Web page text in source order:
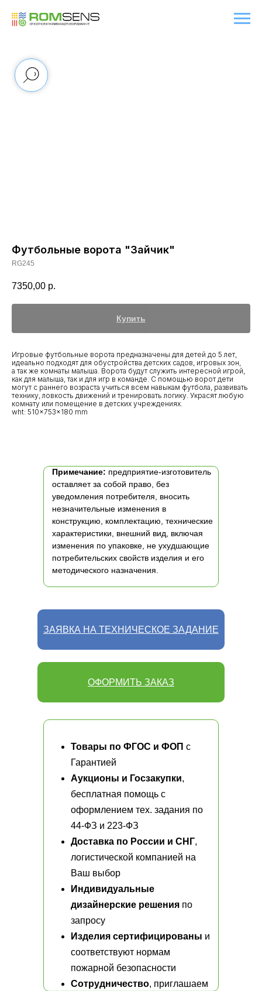
Футбольные ворота "Зайчик"
RG245
7350,00 р.
Купить
Игровые футбольные ворота предназначены для детей до 5 лет,
идеально подходят для обустройства детских садов, игровых зон,
а так же комнаты малыша. Ворота будут служить интересной игрой,
как для малыша, так и для игр в команде. С помощью ворот дети
могут с раннего возраста учиться всем навыкам футбола, развивать
технику, ловкость движений и тренировать логику. Украсят любую
комнату или помещение в детских учреждениях.
wht: 510x753x180 mm
ЗАЯВКА НА ТЕХНИЧЕСКОЕ ЗАДАНИЕ
ОФОРМИТЬ ЗАКАЗ
Товары по ФГОС и ФОП с
Гарантией
Аукционы и Госзакупки,
бесплатная помощь с
оформлением тех. задания по
44-ФЗ и 223-ФЗ
Доставка по России и СНГ,
логистической компанией на
Ваш выбор
Индивидуальные
дизайнерские решения по
запросу
Изделия сертифицированы и
соответствуют нормам
пожарной безопасности
Сотрудничество, приглашаем
Примечание: предприятие-изготовитель
оставляет за собой право, без
уведомления потребителя, вносить
незначительные изменения в
конструкцию, комплектацию, технические
характеристики, внешний вид, включая
изменения по упаковке, не ухудшающие
потребительских свойств изделия и его
методического назначения.